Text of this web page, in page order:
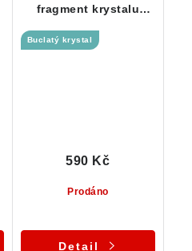
fragment krystalu
Buclatý krystal
Prodáno
590 Kč
Detail